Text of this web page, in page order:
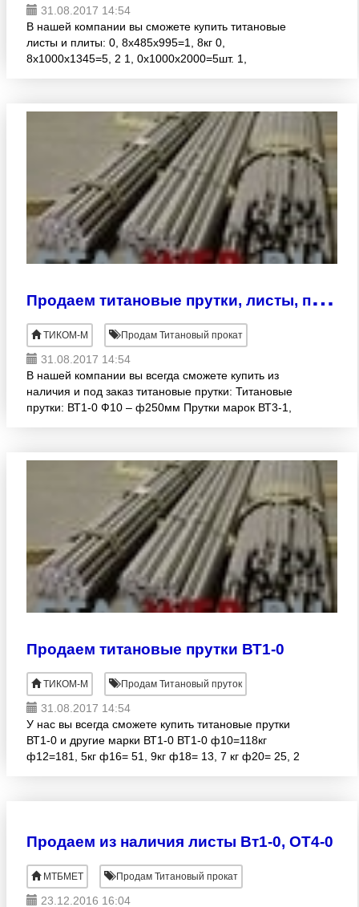
31.08.2017 14:54
В нашей компании вы сможете купить титановые
листы и плиты: 0, 8х485х995=1, 8кг 0,
8х1000х1345=5, 2 1, 0х1000х2000=5шт. 1,
П
родаем титановые прутки, листы, плиты, проволоку
ТИКОМ-М Продам Титановый прокат
31.08.2017 14:54
В нашей компании вы всегда сможете купить из
наличия и под заказ титановые прутки: Титановые
прутки: ВТ1-0 Ф10 – ф250мм Прутки марок ВТ3-1,
Продаем титановые прутки ВТ1-0
ТИКОМ-М Продам Титановый пруток
31.08.2017 14:54
У нас вы всегда сможете купить титановые прутки
ВТ1-0 и другие марки ВТ1-0 ВТ1-0 ф10=118кг
ф12=181, 5кг ф16= 51, 9кг ф18= 13, 7 кг ф20= 25, 2
Продаем из наличия листы Вт1-0, ОТ4-0
МТБМЕТ Продам Титановый прокат
23.12.2016 16:04